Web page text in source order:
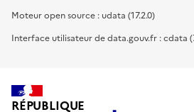
Moteur open source : udata (17.2.0)
Interface utilisateur de data.gouv.fr : cdata
RÉPUBLIQUE